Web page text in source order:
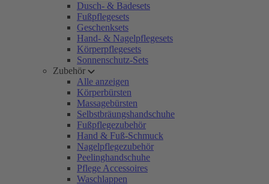
Dusch- & Badesets
Fußpflegesets
Geschenksets
Hand- & Nagelpflegesets
Körperpflegesets
Sonnenschutz-Sets
Zubehör
Alle anzeigen
Körperbürsten
Massagebürsten
Selbstbräungshandschuhe
Fußpflegezubehör
Hand & Fuß-Schmuck
Nagelpflegezubehör
Peelinghandschuhe
Pflege Accessoires
Waschlappen